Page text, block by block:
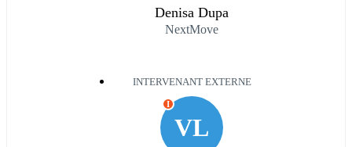
Denisa Dupa
NextMove
INTERVENANT EXTERNE
VL
I